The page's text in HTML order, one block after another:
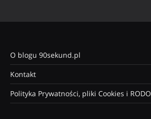
O blogu 90sekund.pl
Kontakt
Polityka Prywatności, pliki Cookies i RODO